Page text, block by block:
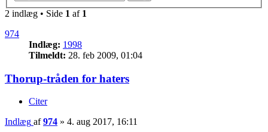
2 indlæg • Side 1 af 1
974
Indlæg: 1998
Tilmeldt: 28. feb 2009, 01:04
Thorup-tråden for haters
Citer
Indlæg af974 » 4. aug 2017, 16:11